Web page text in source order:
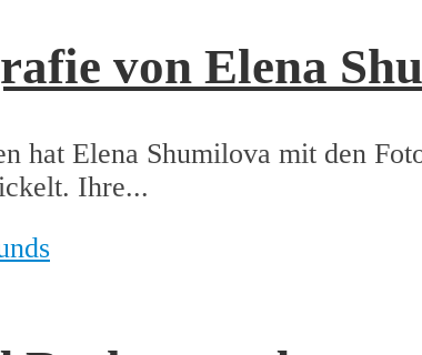
von Elena
hat Elena Shumilova mit den
Ihre...